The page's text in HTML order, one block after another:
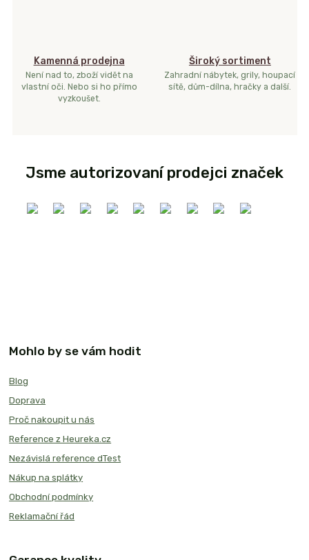
Kamenná prodejna
Není nad to, zboží vidět na
vlastní oči. Nebo si ho přímo
vyzkoušet.
Široký sortiment
Zahradní nábytek, grily, houpací
sítě, dům-dílna, hračky a další.
Jsme autorizovaní prodejci značek
Mohlo by se vám hodit
Blog
Doprava
Proč nakoupit u nás
Reference z Heureka.cz
Nezávislá reference dTest
Nákup na splátky
Obchodní podmínky
Reklamační řád